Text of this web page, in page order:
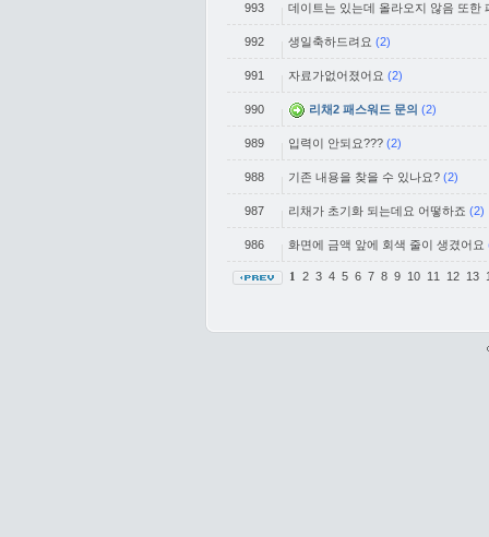
993 데이트는 있는데 올라오지 않음 또한
992 생일축하드려요 (2)
991 자료가없어졌어요 (2)
990 리채2 패스워드 문의 (2)
989 입력이 안되요??? (2)
988 기존 내용을 찾을 수 있나요? (2)
987 리채가 초기화 되는데요 어떻하죠 (2)
986 화면에 금액 앞에 회색 줄이 생겼어요
1 2 3 4 5 6 7 8 9 10 11 12 13